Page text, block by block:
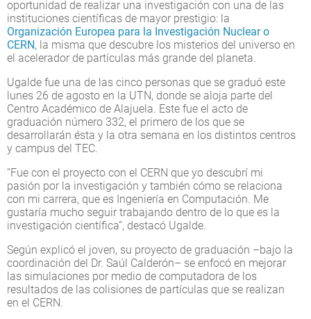
oportunidad de realizar una investigación con una de las
instituciones científicas de mayor prestigio: la
Organización Europea para la Investigación Nuclear o
CERN, la misma que descubre los misterios del universo en
el acelerador de partículas más grande del planeta.
Ugalde fue una de las cinco personas que se graduó este
lunes 26 de agosto en la UTN, donde se aloja parte del
Centro Académico de Alajuela. Este fue el acto de
graduación número 332, el primero de los que se
desarrollarán ésta y la otra semana en los distintos centros
y campus del TEC.
“Fue con el proyecto con el CERN que yo descubrí mi
pasión por la investigación y también cómo se relaciona
con mi carrera, que es Ingeniería en Computación. Me
gustaría mucho seguir trabajando dentro de lo que es la
investigación científica”, destacó Ugalde.
Según explicó el joven, su proyecto de graduación –bajo la
coordinación del Dr. Saúl Calderón– se enfocó en mejorar
las simulaciones por medio de computadora de los
resultados de las colisiones de partículas que se realizan
en el CERN.